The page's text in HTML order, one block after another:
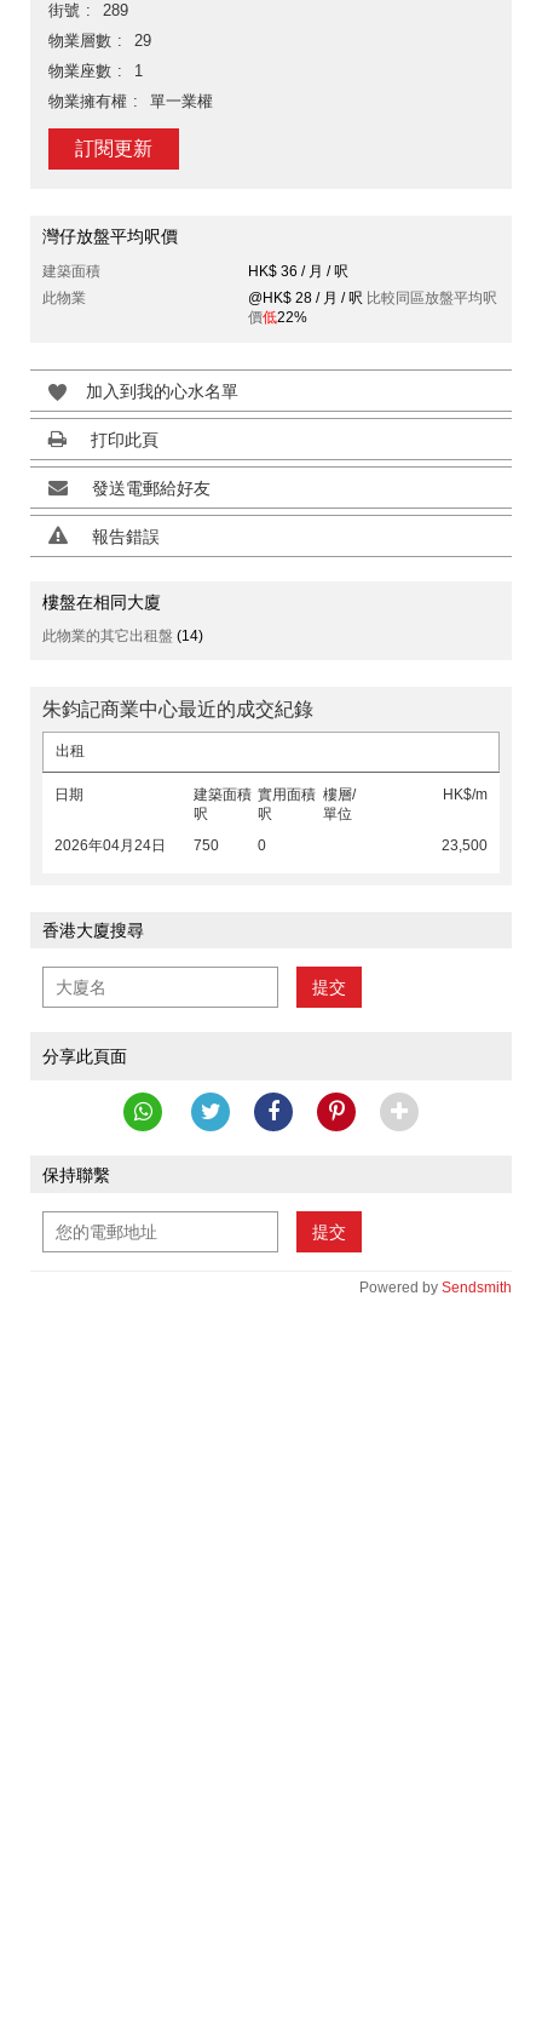
街號
289
物業層數
29
物業座數
1
物業擁有權
單一業權
訂閱更新
灣仔放盤平均呎價
建築面積
HK$ 36 / 月 / 呎
此物業
@HK$ 28 / 月 / 呎 比較同區放盤平均呎
價低22%
加入到我的心水名單
打印此頁
發送電郵給好友
報告錯誤
樓盤在相同大廈
此物業的其它出租盤 (14)
朱鈞記商業中心最近的成交紀錄
出租
日期
建築面積
呎
實用面積
呎
樓層/
單位
HK$/m
2026年04月24日 750 0 23,500
香港大廈搜尋
提交
分享此頁面
保持聯繫
提交
Powered by Sendsmith